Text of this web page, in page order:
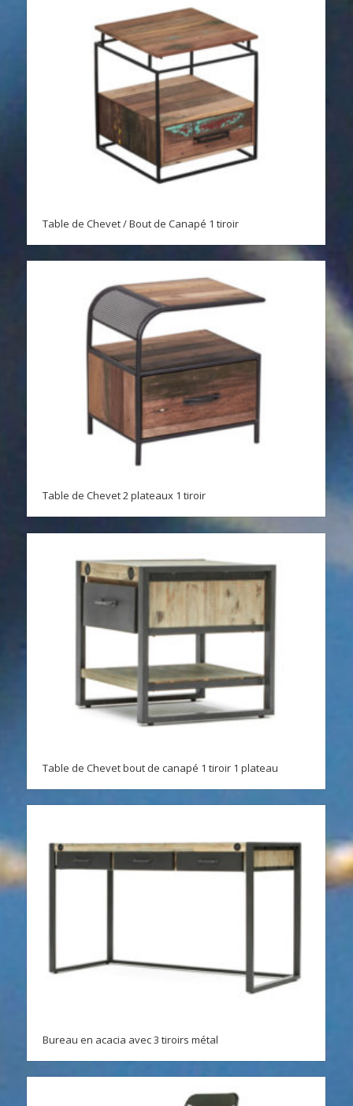
Table de Chevet / Bout de Canapé 1 tiroir
Table de Chevet 2 plateaux 1 tiroir
Table de Chevet bout de canapé 1 tiroir 1 plateau
Bureau en acacia avec 3 tiroirs métal